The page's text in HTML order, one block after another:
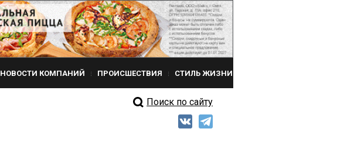
НОВОСТИ КОМПАНИЙ ПРОИСШЕСТВИЯ СТИЛЬ ЖИЗНИ
Поиск по сайту